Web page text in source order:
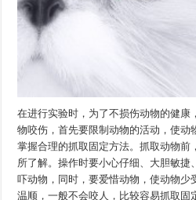
在进行实验时，为了不损伤动物的健康
物咬伤，首先要限制动物的活动，使动
掌握合理的抓取固定方法。抓取动物前
所了解。操作时要小心仔细、大胆敏捷
吓动物，同时，要爱惜动物，使动物少
温顺，一般不会咬人，比较容易抓取固